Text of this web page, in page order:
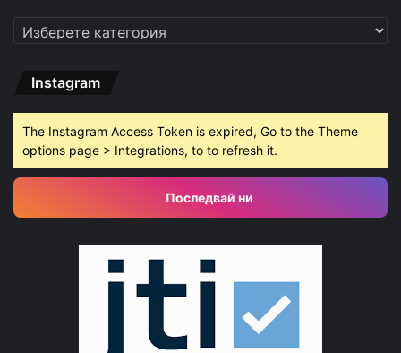
Категории
Instagram
The Instagram Access Token is expired, Go to the Theme
options page > Integrations, to to refresh it.
Последвай ни